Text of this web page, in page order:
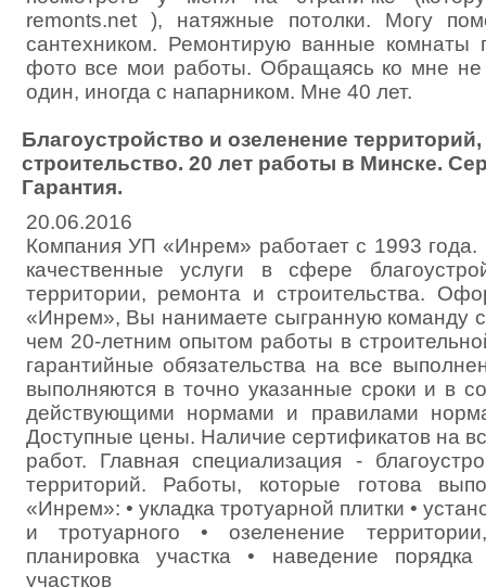
remonts.net ), натяжные потолки. Могу
сантехником. Ремонтирую ванные
фото все мои работы. Обращаясь ко мне не
один, иногда с напарником. Мне 40 лет.
Благоустройство и озеленение
строительство. 20 лет работы в Минске.
Гарантия.
20.06.2016
Компания УП «Инрем» работает с 1993
качественные услуги в сфере
территории, ремонта и строительства.
«Инрем», Вы нанимаете сыгранную команду
чем 20-летним опытом работы в
гарантийные обязательства на все
выполняются в точно указанные сроки и в
действующими нормами и правилами
Доступные цены. Наличие сертификатов на
работ. Главная специализация -
территорий. Работы, которые готова
«Инрем»: • укладка тротуарной плитки •
и тротуарного • озеленение
планировка участка • наведение
участков